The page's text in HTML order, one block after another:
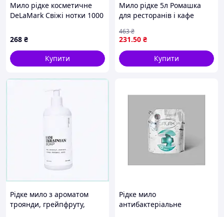
Мило рідке косметичне
DeLaMark Свіжі нотки 1000
8K16322KT6
268 ₴
Купити
Мило рідке 5л Ромашка
для ресторанів і кафе
миття рук і посуду
231.50 ₴
463₴
Купити
Рідке мило з ароматом
троянди, грейпфруту,
Рідке мило
антибактеріальне